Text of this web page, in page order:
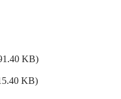
KB)
KB)